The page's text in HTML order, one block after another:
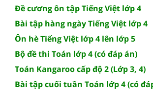
Đề cương ôn tập Tiếng Việt lớp 4
Bài tập hàng ngày Tiếng Việt lớp 4
Ôn hè Tiếng Việt lớp 4 lên lớp 5
Bộ đề thi Toán lớp 4 (có đáp án)
Toán Kangaroo cấp độ 2 (Lớp 3, 4)
Bài tập cuối tuần Toán lớp 4 (có